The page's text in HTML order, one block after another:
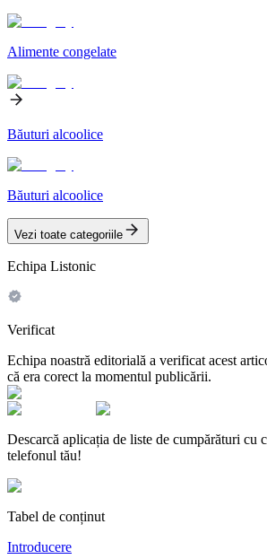
Alimente congelate
Băuturi alcoolice
Băuturi alcoolice
Vezi toate categoriile
Echipa Listonic
Verificat
Echipa noastră editorială a verificat acest
că era corect la momentul publicării.
Descarcă aplicația de liste de cumpărături cu
telefonul tău!
Tabel de conținut
Introducere